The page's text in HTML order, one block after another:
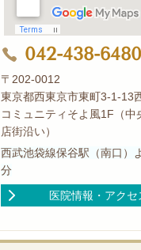
042-438-6480
〒202-0012
東京都西東京市東町3-1-13
コミュニティそよ風1F（中
店街沿い）
西武池袋線保谷駅（南口）
分
医院情報・アクセ